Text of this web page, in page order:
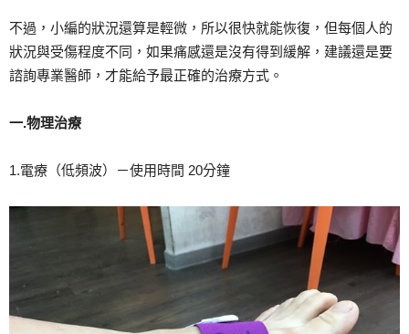
不過，小編的狀況還算是輕微，所以很快就能恢復，但每個人的
狀況與受傷程度不同，如果痛感還是沒有得到緩解，建議還是要
諮詢專業醫師，才能給予最正確的治療方式。
一.物理治療
1.電療（低頻波）－使用時間 20分鐘